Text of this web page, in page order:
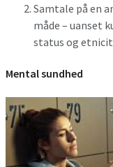
Samtale på en
måde – uanset
status og
Mental sundhed